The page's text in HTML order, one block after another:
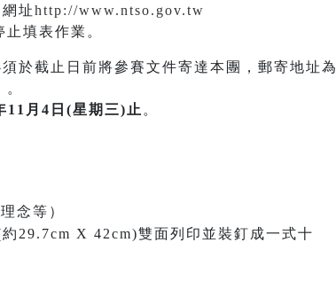
址http://www.ntso.gov.tw
填表作業。
於截止日前將參賽文件寄達本團，郵寄地址為
11月4日(星期三)止 。
念等）
29.7cm X 42cm)雙面列印並裝釘成一式十